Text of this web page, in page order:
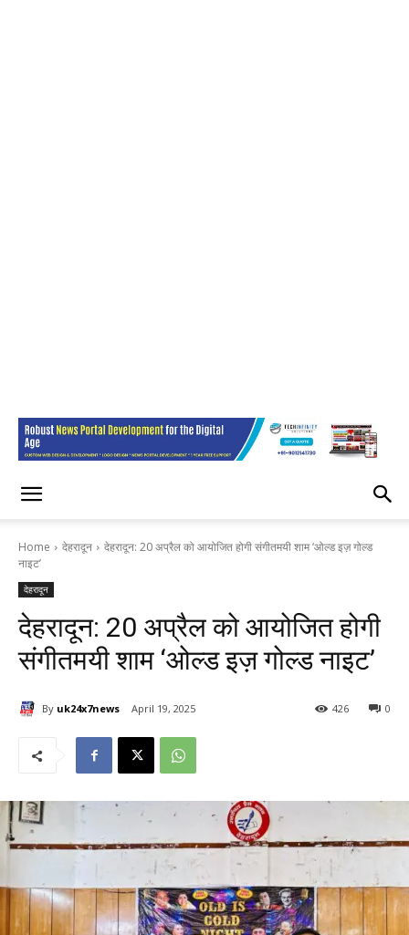
Home देहरादून
देहरादून: 20 अप्रैल को आयोजित होगी संगीतमयी शाम ‘ओल्ड इज़ गोल्ड
नाइट’
देहरादून
देहरादून: 20 अप्रैल को आयोजित होगी
संगीतमयी शाम ‘ओल्ड इज़ गोल्ड नाइट’
By uk24x7news April 19, 2025 0
426